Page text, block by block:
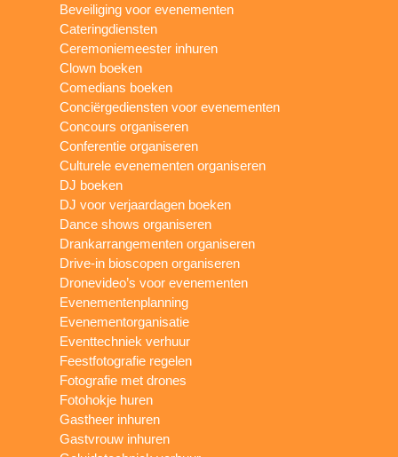
Beveiliging voor evenementen
Cateringdiensten
Ceremoniemeester inhuren
Clown boeken
Comedians boeken
Conciërgediensten voor evenementen
Concours organiseren
Conferentie organiseren
Culturele evenementen organiseren
DJ boeken
DJ voor verjaardagen boeken
Dance shows organiseren
Drankarrangementen organiseren
Drive-in bioscopen organiseren
Dronevideo’s voor evenementen
Evenementenplanning
Evenementorganisatie
Eventtechniek verhuur
Feestfotografie regelen
Fotografie met drones
Fotohokje huren
Gastheer inhuren
Gastvrouw inhuren